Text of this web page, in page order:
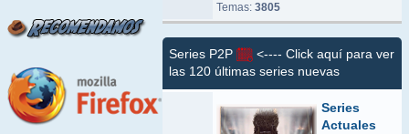
Temas: 3805
Series P2P
<---- Click aquí para ver
las 120 últimas series nuevas
Series
Actuales